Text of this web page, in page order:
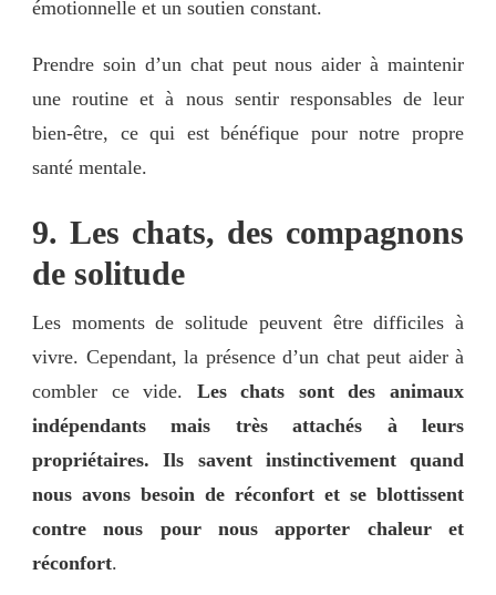
émotionnelle et un soutien constant.
Prendre soin d’un chat peut nous aider à maintenir
une routine et à nous sentir responsables de leur
bien-être, ce qui est bénéfique pour notre propre
santé mentale.
9. Les chats, des compagnons
de solitude
Les moments de solitude peuvent être difficiles à
vivre. Cependant, la présence d’un chat peut aider à
combler ce vide. Les chats sont des animaux
indépendants mais très attachés à leurs
propriétaires. Ils savent instinctivement quand
nous avons besoin de réconfort et se blottissent
contre nous pour nous apporter chaleur et
réconfort.